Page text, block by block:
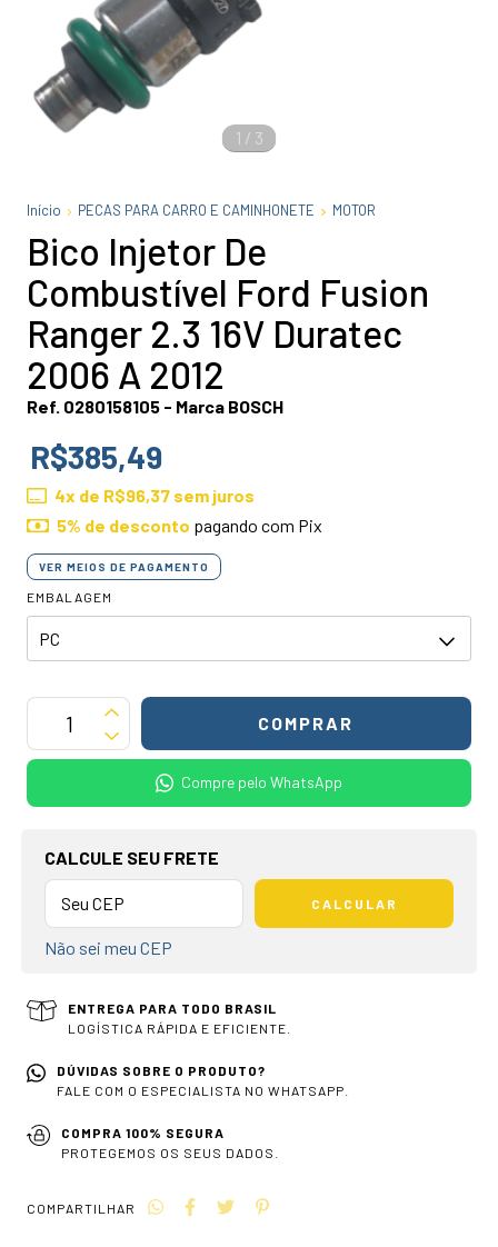
1 / 3
Início PECAS PARA CARRO E CAMINHONETE MOTOR
Bico Injetor De
Combustível Ford Fusion
Ranger 2.3 16V Duratec
2006 A 2012
Ref. 0280158105 - Marca BOSCH
R$385,49
4x de R$96,37 sem juros
5% de desconto pagando com Pix
VER MEIOS DE PAGAMENTO
EMBALAGEM
Compre pelo WhatsApp
OPÇÕES DE FRETE
CALCULE SEU FRETE
CALCULAR
Não sei meu CEP
ENTREGA PARA TODO BRASIL
LOGÍSTICA RÁPIDA E EFICIENTE.
DÚVIDAS SOBRE O PRODUTO?
FALE COM O ESPECIALISTA NO WHATSAPP.
COMPRA 100% SEGURA
PROTEGEMOS OS SEUS DADOS.
COMPARTILHAR